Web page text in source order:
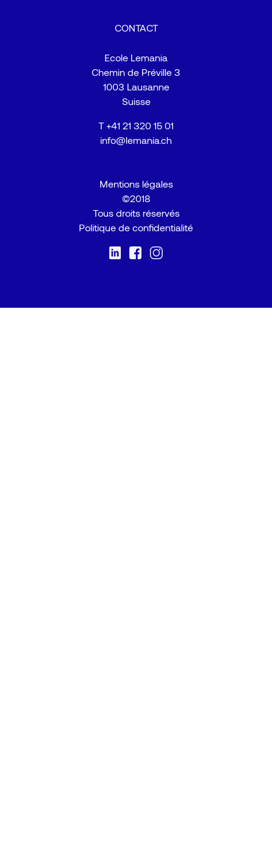
CONTACT
Ecole Lemania
Chemin de Préville 3
1003 Lausanne
Suisse
T +41 21 320 15 01
info@lemania.ch
Mentions légales
©2018
Tous droits réservés
Politique de confidentialité